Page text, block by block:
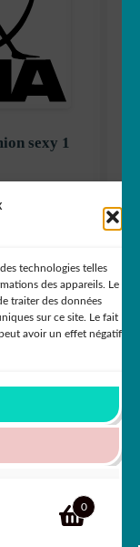
technologies telles
des appareils. Le
traiter des données
sur ce site. Le fait
avoir un effet négatif
de vous
ses
sexy 1
5,50€
0